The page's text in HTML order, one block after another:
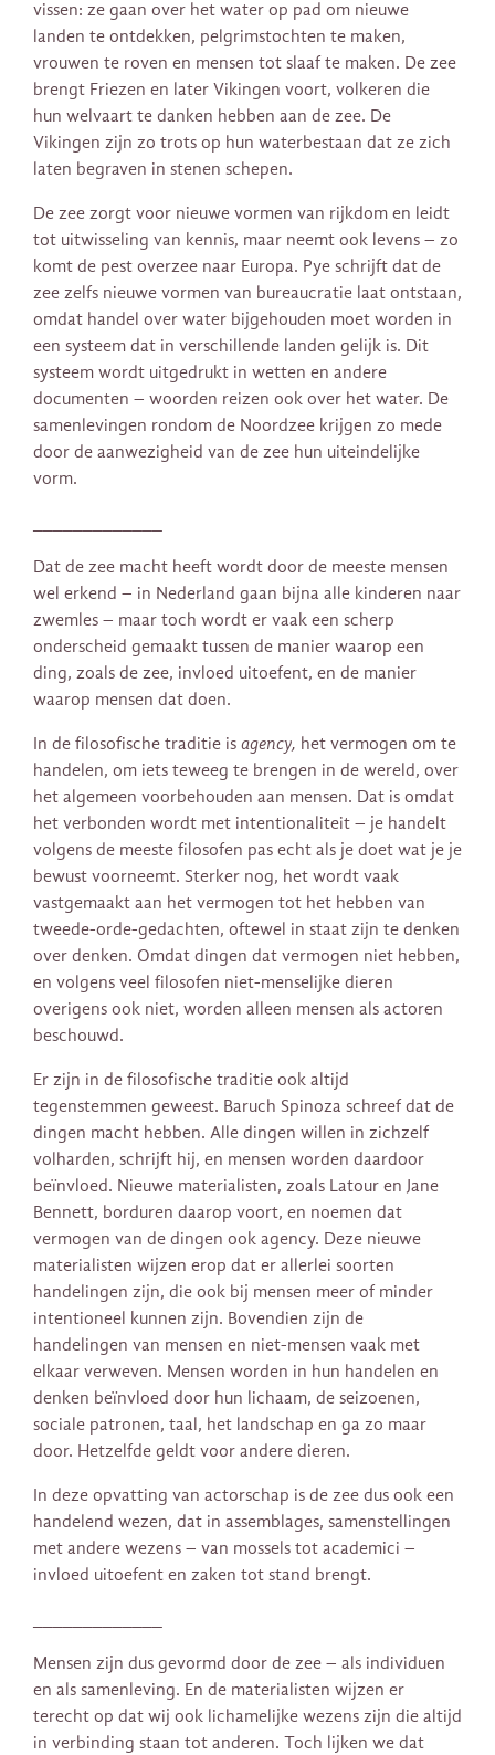
vissen: ze gaan over het water op pad om nieuwe
landen te ontdekken, pelgrimstochten te maken,
vrouwen te roven en mensen tot slaaf te maken. De zee
brengt Friezen en later Vikingen voort, volkeren die
hun welvaart te danken hebben aan de zee. De
Vikingen zijn zo trots op hun waterbestaan dat ze zich
laten begraven in stenen schepen.
De zee zorgt voor nieuwe vormen van rijkdom en leidt
tot uitwisseling van kennis, maar neemt ook levens – zo
komt de pest overzee naar Europa. Pye schrijft dat de
zee zelfs nieuwe vormen van bureaucratie laat ontstaan,
omdat handel over water bijgehouden moet worden in
een systeem dat in verschillende landen gelijk is. Dit
systeem wordt uitgedrukt in wetten en andere
documenten – woorden reizen ook over het water. De
samenlevingen rondom de Noordzee krijgen zo mede
door de aanwezigheid van de zee hun uiteindelijke
vorm.
Dat de zee macht heeft wordt door de meeste mensen
wel erkend – in Nederland gaan bijna alle kinderen naar
zwemles – maar toch wordt er vaak een scherp
onderscheid gemaakt tussen de manier waarop een
ding, zoals de zee, invloed uitoefent, en de manier
waarop mensen dat doen.
In de filosofische traditie is agency, het vermogen om te
handelen, om iets teweeg te brengen in de wereld, over
het algemeen voorbehouden aan mensen. Dat is omdat
het verbonden wordt met intentionaliteit – je handelt
volgens de meeste filosofen pas echt als je doet wat je je
bewust voorneemt. Sterker nog, het wordt vaak
vastgemaakt aan het vermogen tot het hebben van
tweede-orde-gedachten, oftewel in staat zijn te denken
over denken. Omdat dingen dat vermogen niet hebben,
en volgens veel filosofen niet-menselijke dieren
overigens ook niet, worden alleen mensen als actoren
beschouwd.
Er zijn in de filosofische traditie ook altijd
tegenstemmen geweest. Baruch Spinoza schreef dat de
dingen macht hebben. Alle dingen willen in zichzelf
volharden, schrijft hij, en mensen worden daardoor
beïnvloed. Nieuwe materialisten, zoals Latour en Jane
Bennett, borduren daarop voort, en noemen dat
vermogen van de dingen ook agency. Deze nieuwe
materialisten wijzen erop dat er allerlei soorten
handelingen zijn, die ook bij mensen meer of minder
intentioneel kunnen zijn. Bovendien zijn de
handelingen van mensen en niet-mensen vaak met
elkaar verweven. Mensen worden in hun handelen en
denken beïnvloed door hun lichaam, de seizoenen,
sociale patronen, taal, het landschap en ga zo maar
door. Hetzelfde geldt voor andere dieren.
In deze opvatting van actorschap is de zee dus ook een
handelend wezen, dat in assemblages, samenstellingen
met andere wezens – van mossels tot academici –
invloed uitoefent en zaken tot stand brengt.
Mensen zijn dus gevormd door de zee – als individuen
en als samenleving. En de materialisten wijzen er
terecht op dat wij ook lichamelijke wezens zijn die altijd
in verbinding staan tot anderen. Toch lijken we dat